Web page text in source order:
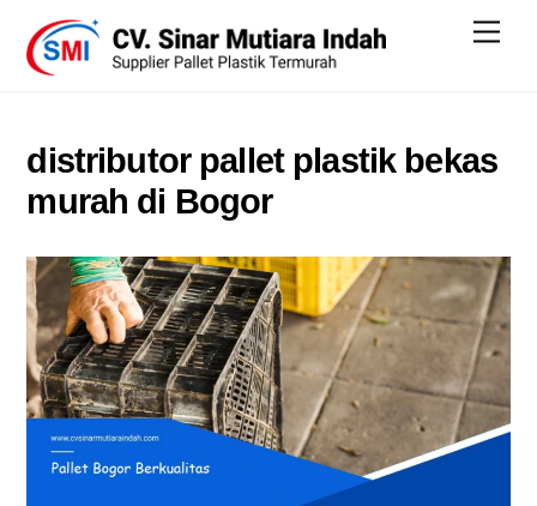
content
distributor pallet plastik bekas
murah di Bogor